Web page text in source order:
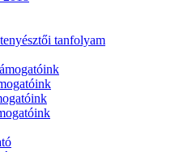
tanfolyam